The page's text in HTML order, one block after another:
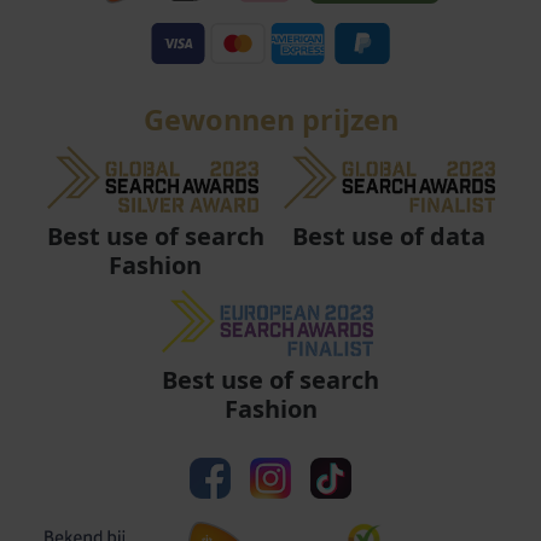
Gewonnen prijzen
Best use of search
Fashion
Best use of data
Best use of search
Fashion